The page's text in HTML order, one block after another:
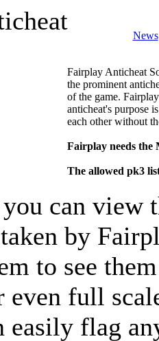
News
Fairplay Anticheat
the prominent
of the game.
anticheat's purpose
each other without
Fairplay needs
The allowed pk3
can view
by
to see
even full
easily flag